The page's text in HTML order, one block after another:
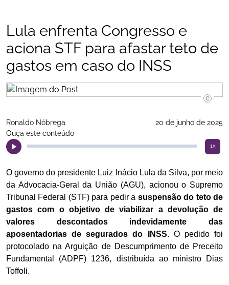
Lula enfrenta Congresso e
aciona STF para afastar teto de
gastos em caso do INSS
Ricardo
Ronaldo Nóbrega
20 de junho de 2025
Ouça este conteúdo
1x
O governo do presidente Luiz Inácio Lula da Silva, por meio
da Advocacia-Geral da União (AGU), acionou o Supremo
Tribunal Federal (STF) para pedir a suspensão do teto de
gastos com o objetivo de viabilizar a devolução de
valores descontados indevidamente das
aposentadorias de segurados do INSS. O pedido foi
protocolado na Arguição de Descumprimento de Preceito
Fundamental (ADPF) 1236, distribuída ao ministro Dias
Toffoli.